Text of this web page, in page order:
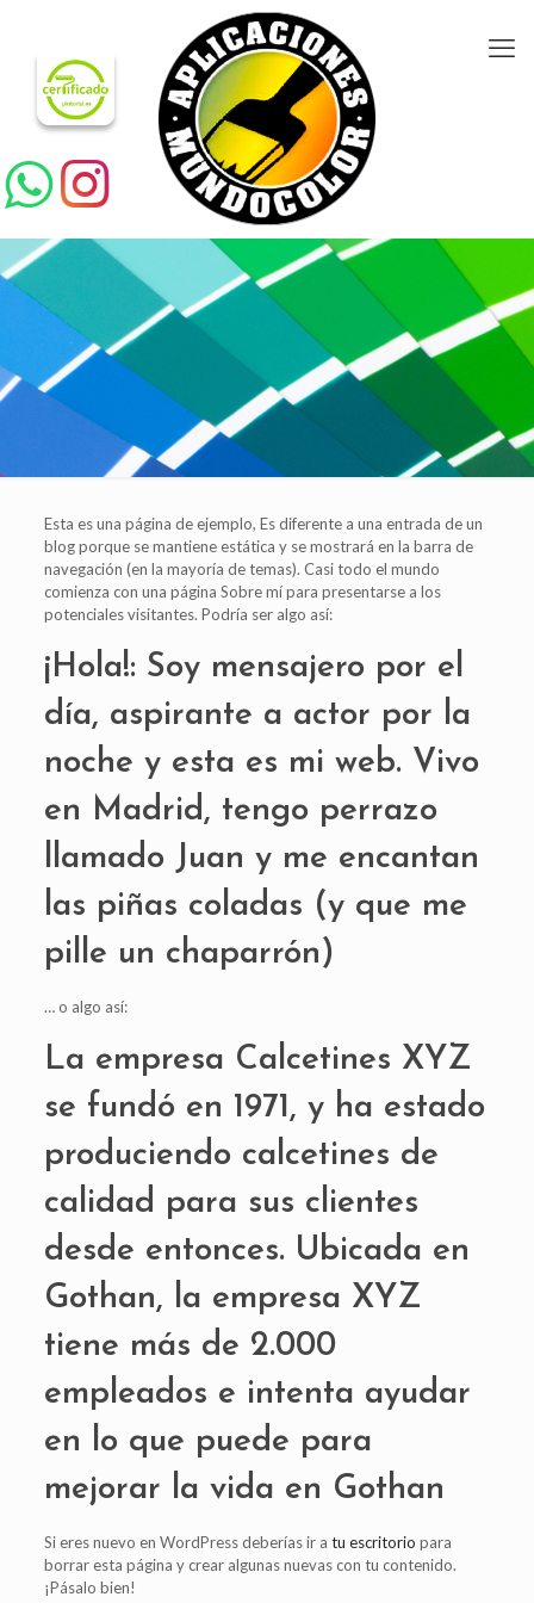
Esta es una página de ejemplo, Es diferente a una entrada de un
blog porque se mantiene estática y se mostrará en la barra de
navegación (en la mayoría de temas). Casi todo el mundo
comienza con una página Sobre mí para presentarse a los
potenciales visitantes. Podría ser algo así:
¡Hola!: Soy mensajero por el
día, aspirante a actor por la
noche y esta es mi web. Vivo
en Madrid, tengo perrazo
llamado Juan y me encantan
las piñas coladas (y que me
pille un chaparrón)
… o algo así:
La empresa Calcetines XYZ
se fundó en 1971, y ha estado
produciendo calcetines de
calidad para sus clientes
desde entonces. Ubicada en
Gothan, la empresa XYZ
tiene más de 2.000
empleados e intenta ayudar
en lo que puede para
mejorar la vida en Gothan
Si eres nuevo en WordPress deberías ir a tu escritorio para
borrar esta página y crear algunas nuevas con tu contenido.
¡Pásalo bien!